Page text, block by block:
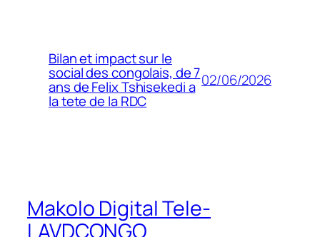
Bilan et impact sur le
social des congolais, de 7
ans de Felix Tshisekedi a
la tete de la RDC
02/06/2026
Makolo Digital Tele-
LAVDCONGO